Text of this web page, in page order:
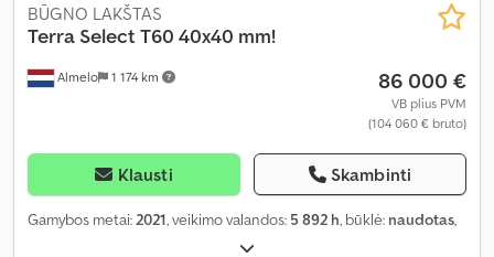
Almelo 1 174 km
BŪGNO LAKŠTAS
Terra Select T60 40x40 mm!
86 000 €
VB plius PVM
(104 060 € bruto)
Klausti Skambinti
Gamybos metai:2021, veikimo valandos: 5 892 h, būklė: naudotas,